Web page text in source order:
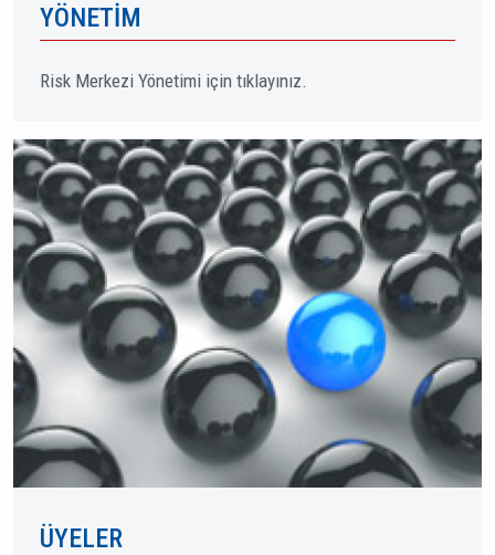
YÖNETIM
Risk Merkezi Yönetimi için tıklayınız.
ÜYELER